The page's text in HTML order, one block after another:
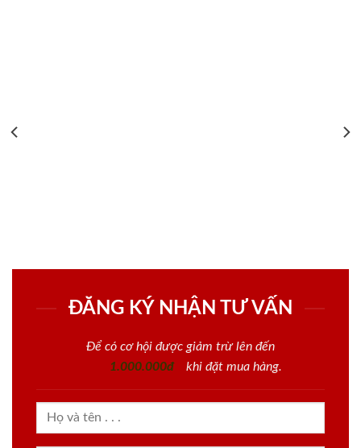
ĐĂNG KÝ NHẬN TƯ VẤN
Để có cơ hội được giảm trừ lên đến
1.000.000đ
khi đặt mua hàng.